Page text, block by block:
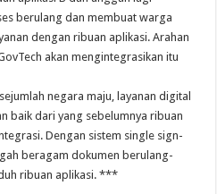
berulang dan membuat warga
dengan ribuan aplikasi. Arahan
akan mengintegrasikan itu
negara maju, layanan digital
baik dari yang sebelumnya ribuan
Dengan sistem single sign-
beragam dokumen berulang-
ribuan aplikasi. ***